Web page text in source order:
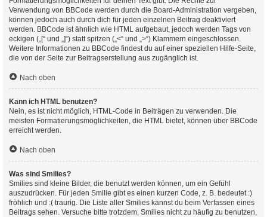
Verwendung von BBCode werden durch die Board-Administration vergeben,
können jedoch auch durch dich für jeden einzelnen Beitrag deaktiviert
werden. BBCode ist ähnlich wie HTML aufgebaut, jedoch werden Tags von
eckigen („[“ und „]“) statt spitzen („<“ und „>“) Klammern eingeschlossen.
Weitere Informationen zu BBCode findest du auf einer speziellen Hilfe-Seite,
die von der Seite zur Beitragserstellung aus zugänglich ist.
Nach oben
Kann ich HTML benutzen?
Nein, es ist nicht möglich, HTML-Code in Beiträgen zu verwenden. Die
meisten Formatierungsmöglichkeiten, die HTML bietet, können über BBCode
erreicht werden.
Nach oben
Was sind Smilies?
Smilies sind kleine Bilder, die benutzt werden können, um ein Gefühl
auszudrücken. Für jeden Smilie gibt es einen kurzen Code, z. B. bedeutet :)
fröhlich und :( traurig. Die Liste aller Smilies kannst du beim Verfassen eines
Beitrags sehen. Versuche bitte trotzdem, Smilies nicht zu häufig zu benutzen,